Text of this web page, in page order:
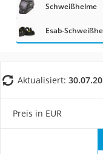
Schweißhelme
Esab-
Aktualisiert:
Preis in EUR